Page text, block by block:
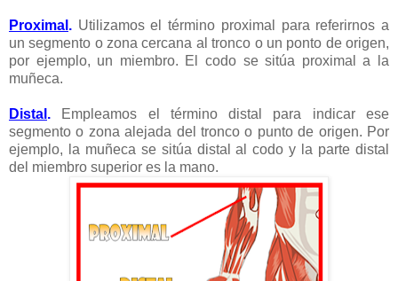
Proximal . Utilizamos el término proximal para referirnos a
un segmento o zona cercana al tronco o un ponto de origen,
por ejemplo, un miembro. El codo se sitúa proximal a la
muñeca.
Distal . Empleamos el término distal para indicar ese
segmento o zona alejada del tronco o punto de origen. Por
ejemplo, la muñeca se sitúa distal al codo y la parte distal
del miembro superior es la mano.